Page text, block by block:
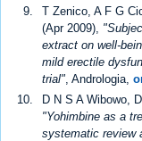
T Zenico, A F G
(Apr 2009),
extract on well-
mild erectile
trial", Andrologia,
D N S A Wibowo,
"Yohimbine as a
systematic review